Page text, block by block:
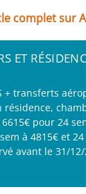
complet sur
ET
+ transferts
résidence,
pour 24
à 4815€ et
avant le 31/